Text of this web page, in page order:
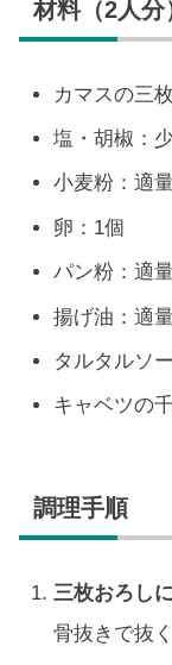
材料（2人分
カマスの三
塩・胡椒：
小麦粉：適
卵：1個
パン粉：適
揚げ油：適
タルタルソ
キャベツの
調理手順
三枚おろし
骨抜きで抜く